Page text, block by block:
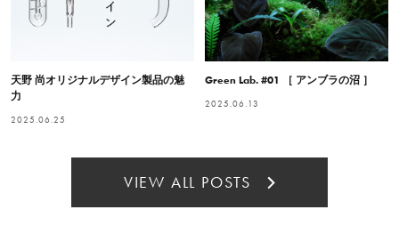
天野 尚オリジナルデザイン製品の魅
力
2025.06.25
Green Lab. #01 ［ アンブラの沼 ］
2025.06.13
VIEW ALL POSTS